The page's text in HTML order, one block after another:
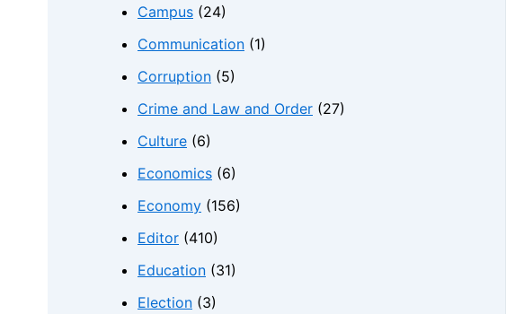
Campus (24)
Communication (1)
Corruption (5)
Crime and Law and Order (27)
Culture (6)
Economics (6)
Economy (156)
Editor (410)
Education (31)
Election (3)